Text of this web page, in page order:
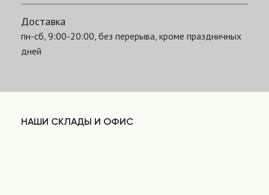
Доставка
пн-сб, 9:00-20:00, без перерыва, кроме праздничных
дней
НАШИ СКЛАДЫ И ОФИС